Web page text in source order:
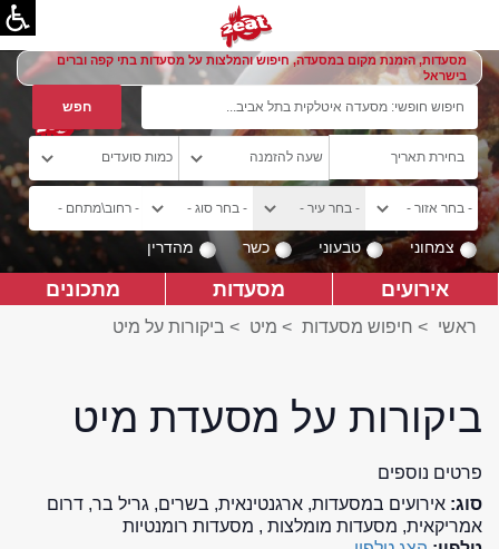
מסעדות, הזמנת מקום במסעדה, חיפוש והמלצות על מסעדות בתי קפה וברים
בישראל
צמחוני טבעוני כשר מהדרין
אירועים מסעדות מתכונים
ראשי > חיפוש מסעדות > מיט > ביקורות על מיט
ביקורות על מסעדת מיט
פרטים נוספים
סוג: אירועים במסעדות, ארגנטינאית, בשרים, גריל בר, דרום
אמריקאית, מסעדות מומלצות , מסעדות רומנטיות